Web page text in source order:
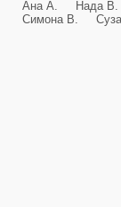
Ана А. Нада
Симона В.